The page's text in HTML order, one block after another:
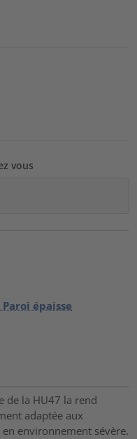
vous
épaisse
de la HU47 la rend
adaptée aux
environnement sévère.